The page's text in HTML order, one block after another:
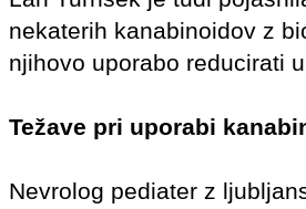
nekaterih kanabinoidov z
njihovo uporabo reducirati
Težave pri uporabi
Nevrolog pediater z